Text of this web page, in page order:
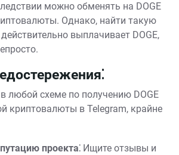
можно обменять на DOGE
Однако, найти такую
выплачивает DOGE,
любой схеме по получению DOGE
криптовалюты в Telegram, крайне
проекта⁚ Ищите отзывы и